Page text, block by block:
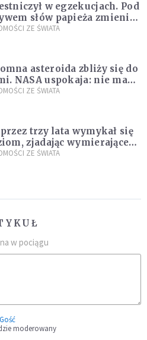
w egzekucjach. Pod
słów papieża zmienił
ZE ŚWIATA
asteroida zbliży się do
NASA uspokaja: nie ma
ZE ŚWIATA
trzy lata wymykał się
zjadając wymierające
W końcu popełnił
ZE ŚWIATA
w pociągu
moderowany